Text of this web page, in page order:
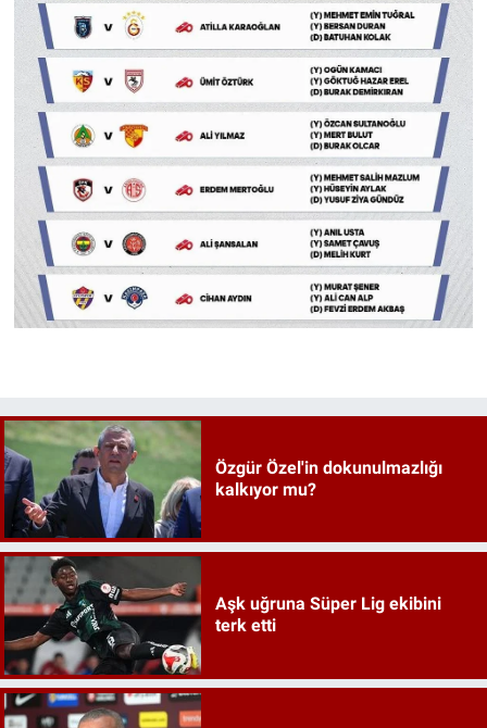
Özgür Özel'in dokunulmazlığı
kalkıyor mu?
Aşk uğruna Süper Lig ekibini
terk etti